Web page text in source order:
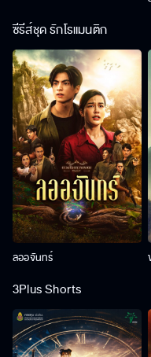
ซีรีส์ชุด รักโรแมนติก
ลออจันทร์
3Plus Shorts